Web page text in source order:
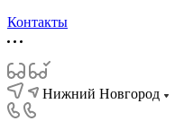
Контакты
Нижний Новгород